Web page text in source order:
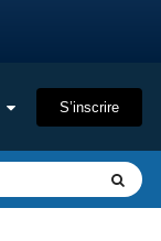
S’inscrire